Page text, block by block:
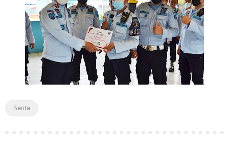
Berita